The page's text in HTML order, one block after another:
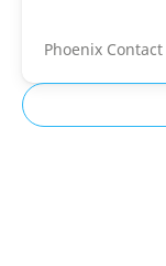
Phoenix Contact